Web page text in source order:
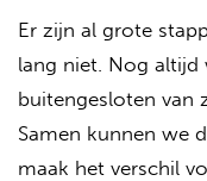
Er zijn al grote
lang niet. Nog altijd
buitengesloten van
Samen kunnen we
maak het verschil